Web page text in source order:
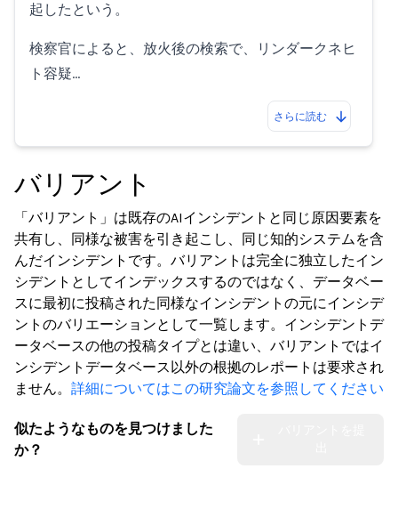
起したという。
検察官によると、放火後の検索で、リンダークネヒ
ト容疑…
さらに読む
バリアント
「バリアント」は既存のAIインシデントと同じ原因要素を
共有し、同様な被害を引き起こし、同じ知的システムを含
んだインシデントです。バリアントは完全に独立したイン
シデントとしてインデックスするのではなく、データベー
スに最初に投稿された同様なインシデントの元にインシデ
ントのバリエーションとして一覧します。インシデントデ
ータベースの他の投稿タイプとは違い、バリアントではイ
ンシデントデータベース以外の根拠のレポートは要求され
ません。 詳細についてはこの研究論文を参照してください
似たようなものを見つけました
か？